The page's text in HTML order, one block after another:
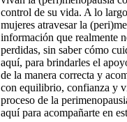
control de su vida. A lo
mujeres atravesar la
información que realmente
perdidas, sin saber cómo
aquí, para brindarles el
de la manera correcta y
con equilibrio, confianza y
proceso de la
aquí para acompañarte en